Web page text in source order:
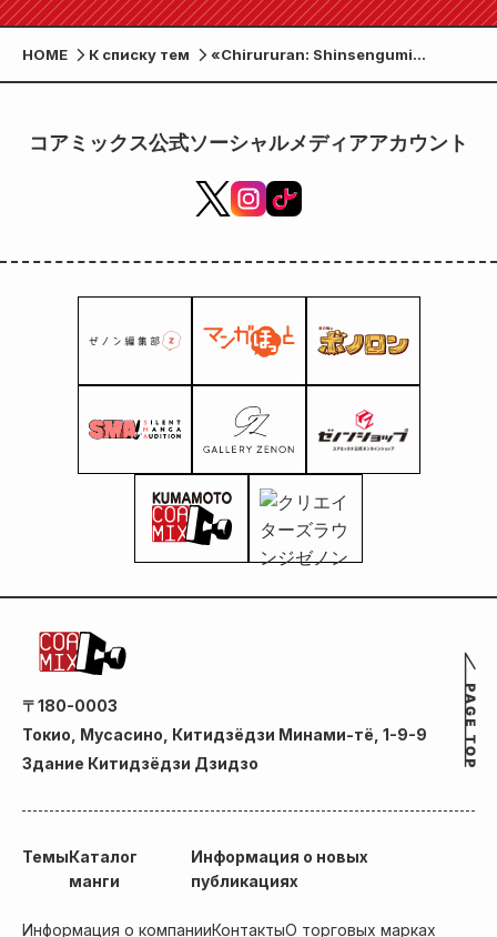
HOME К списку тем
«Chirururan: Shinsengumi
Requiem» выйдет на TBS и U-
могущественные «злодеи»,
Тосидзо, раскрываются сразу!
コアミックス公式ソーシャルメディアアカウント
〒180-0003
Токио, Мусасино, Китидзёдзи Минами-тё, 1-9-9
Здание Китидзёдзи Дзидзо
ТемыКаталог
манги
Информация о новых
публикациях
Информация о компанииКонтактыО торговых марках